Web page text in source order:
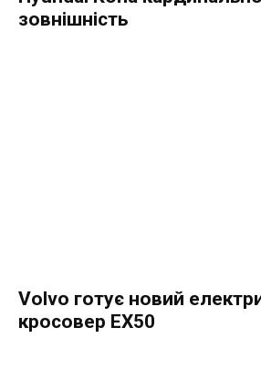
зовнішність
Volvo готує новий
кросовер EX50